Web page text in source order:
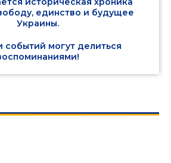
единство и будущее
Украины.
событий могут делиться